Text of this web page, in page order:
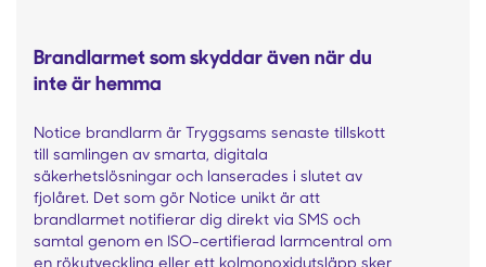
Brandlarmet som skyddar även när du
inte är hemma
Notice brandlarm är Tryggsams senaste tillskott
till samlingen av smarta, digitala
säkerhetslösningar och lanserades i slutet av
fjolåret. Det som gör Notice unikt är att
brandlarmet notifierar dig direkt via SMS och
samtal genom en ISO-certifierad larmcentral om
en rökutveckling eller ett kolmonoxidutsläpp sker